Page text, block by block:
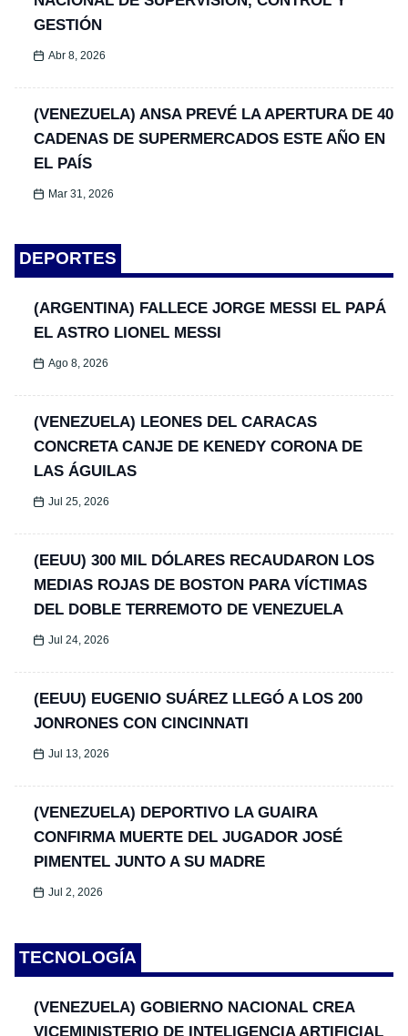
GESTIÓN
Abr 8, 2026
(VENEZUELA) ANSA PREVÉ LA APERTURA DE 40
CADENAS DE SUPERMERCADOS ESTE AÑO EN
EL PAÍS
Mar 31, 2026
DEPORTES
(ARGENTINA) FALLECE JORGE MESSI EL PAPÁ
EL ASTRO LIONEL MESSI
Ago 8, 2026
(VENEZUELA) LEONES DEL CARACAS
CONCRETA CANJE DE KENEDY CORONA DE
LAS ÁGUILAS
Jul 25, 2026
(EEUU) 300 MIL DÓLARES RECAUDARON LOS
MEDIAS ROJAS DE BOSTON PARA VÍCTIMAS
DEL DOBLE TERREMOTO DE VENEZUELA
Jul 24, 2026
(EEUU) EUGENIO SUÁREZ LLEGÓ A LOS 200
JONRONES CON CINCINNATI
Jul 13, 2026
(VENEZUELA) DEPORTIVO LA GUAIRA
CONFIRMA MUERTE DEL JUGADOR JOSÉ
PIMENTEL JUNTO A SU MADRE
Jul 2, 2026
TECNOLOGÍA
(VENEZUELA) GOBIERNO NACIONAL CREA
VICEMINISTERIO DE INTELIGENCIA ARTIFICIAL